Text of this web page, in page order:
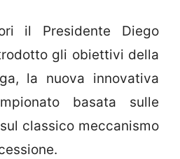
il Presidente Diego
gli obiettivi della
la nuova innovativa
basata sulle
classico meccanismo